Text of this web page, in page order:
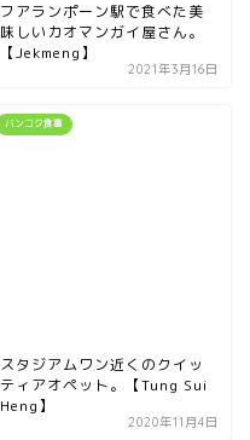
フアランポーン駅で食べた美
味しいカオマンガイ屋さん。
【Jekmeng】
2021年3月16日
バンコク食事
スタジアムワン近くのクイッ
ティアオペット。【Tung Sui
Heng】
2020年11月4日